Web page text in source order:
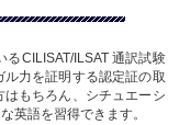
CILISAT/ILSAT 通訳試験
力を証明する認定証の取
もちろん、シチュエーシ
英語を習得できます。